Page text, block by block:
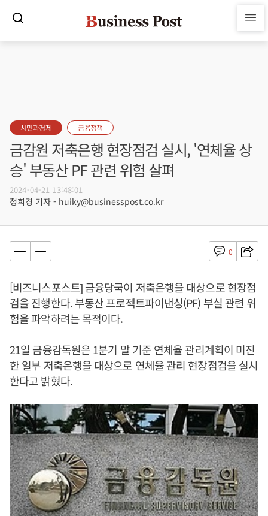
시민과경제 금융정책
금감원 저축은행 현장점검 실시, '연체율 상
승' 부동산 PF 관련 위험 살펴
2024-04-21 13:48:01
정희경 기자 - huiky@businesspost.co.kr
0
[비즈니스포스트] 금융당국이 저축은행을 대상으로 현장점
검을 진행한다. 부동산 프로젝트파이낸싱(PF) 부실 관련 위
험을 파악하려는 목적이다.
21일 금융감독원은 1분기 말 기준 연체율 관리계획이 미진
한 일부 저축은행을 대상으로 연체율 관리 현장점검을 실시
한다고 밝혔다.